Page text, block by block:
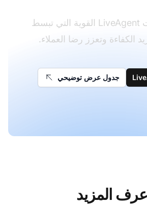
اكتشف ميزات LiveAgent القوية التي تبسط
الكفاءة وتعزز رضا العملاء.
جدول عرض توضيحي
اعرف المزيد